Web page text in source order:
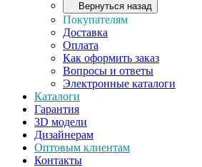
Вернуться назад
Покупателям
Доставка
Оплата
Как оформить заказ
Вопросы и ответы
Электронные каталоги
Каталоги
Гарантия
3D модели
Дизайнерам
Оптовым клиентам
Контакты